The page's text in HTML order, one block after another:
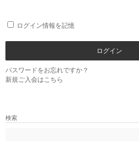
ログイン情報を記憶
パスワードをお忘れですか？
新規ご入会はこちら
検索